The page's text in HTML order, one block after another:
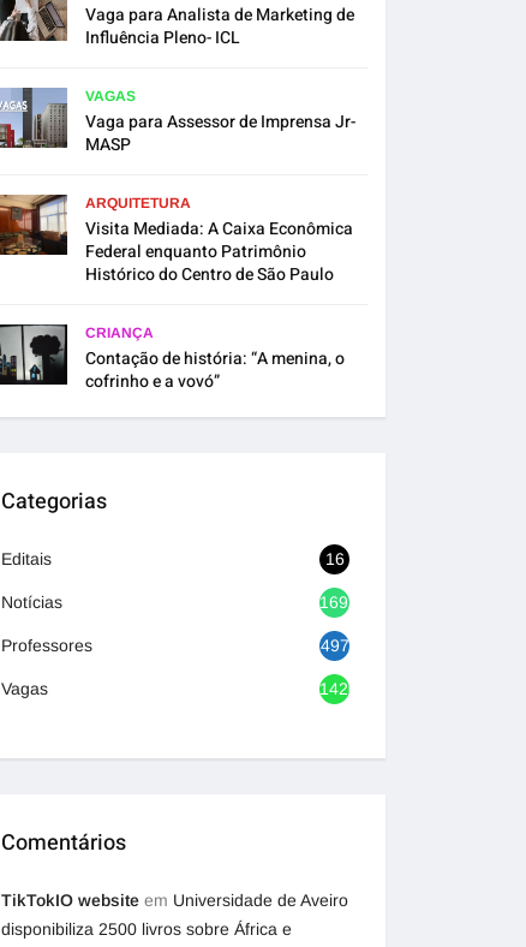
Vaga para Analista de Marketing de
Influência Pleno- ICL
VAGAS
Vaga para Assessor de Imprensa Jr-
MASP
ARQUITETURA
Visita Mediada: A Caixa Econômica
Federal enquanto Patrimônio
Histórico do Centro de São Paulo
CRIANÇA
Contação de história: “A menina, o
cofrinho e a vovó”
Categorias
Editais 16
Notícias 1692
Professores 497
Vagas 1420
Comentários
TikTokIO website em Universidade de Aveiro
disponibiliza 2500 livros sobre África e